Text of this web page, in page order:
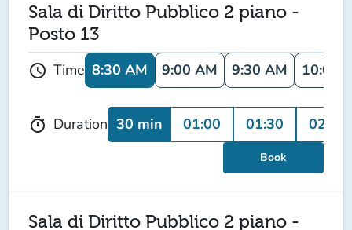
Sala di Diritto Pubblico 2 piano -
Posto 13
schedule Time 8:30 AM 9:00 AM 9:30 AM 10:00
timer Duration 30 min 01:00 01:30 02:00
Book
Sala di Diritto Pubblico 2 piano -